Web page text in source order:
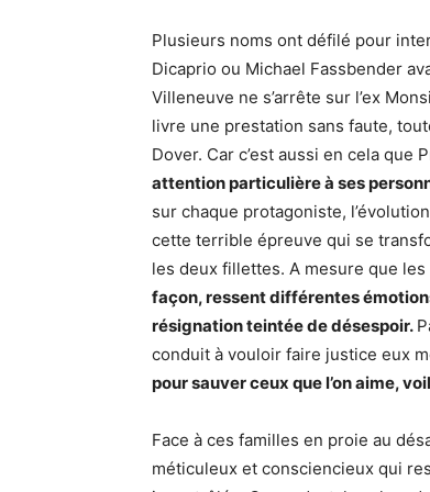
Plusieurs noms ont défilé pour
Dicaprio ou Michael Fassbender
Villeneuve ne s’arrête sur l’ex
livre une prestation sans faute,
Dover. Car c’est aussi en cela que
attention particulière à ses
sur chaque protagoniste,
cette terrible épreuve qui se
les deux fillettes. A mesure que
façon, ressent différentes
résignation teintée de désespoir.
conduit à vouloir faire justice eux
pour sauver ceux que l’on aime,
Face à ces familles en proie au
méticuleux et consciencieux qui